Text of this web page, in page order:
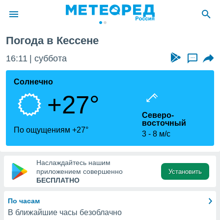
о
Вы можете
к этому
доступ
Погода в Кессене
16:11 суббота ...
Солнечно
+27°
По ощущениям +27°
Северо-
восточный
3
8 м/с
Наслаждайтесь нашим
приложением совершенно
БЕСПЛАТНО
Установить
По часам
В ближайшие часы безоблачно